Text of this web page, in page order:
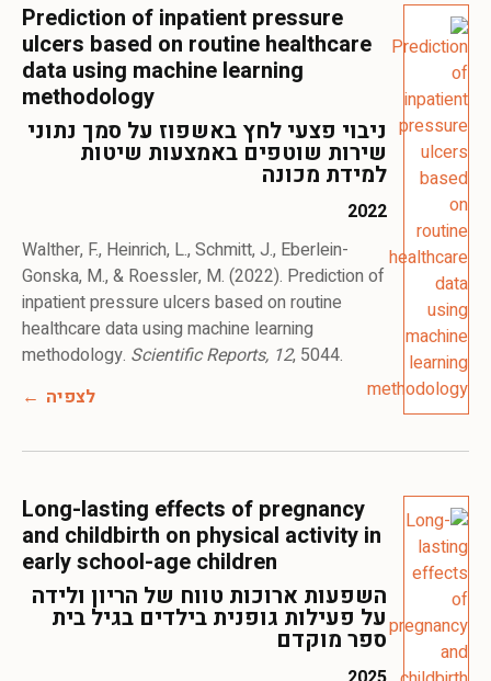
Prediction of inpatient pressure
ulcers based on routine healthcare
data using machine learning
methodology
ניבוי פצעי לחץ באשפוז על סמך נתוני
שירות שוטפים באמצעות שיטות
למידת מכונה
2022
Walther, F., Heinrich, L., Schmitt, J., Eberlein-
Gonska, M., & Roessler, M. (2022). Prediction of
inpatient pressure ulcers based on routine
healthcare data using machine learning
methodology. Scientific Reports, 12, 5044.
לצפיה
Long-lasting effects of pregnancy
and childbirth on physical activity in
early school-age children
השפעות ארוכות טווח של הריון ולידה
על פעילות גופנית בילדים בגיל בית
ספר מוקדם